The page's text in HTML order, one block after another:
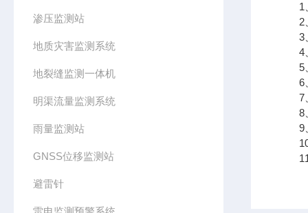
渗压监测站
地质灾害监测系统
地裂缝监测一体机
明渠流量监测系统
雨量监测站
GNSS位移监测站
避雷针
1、
2、
3、
4、
5、
6、
7、
8、
9、
10
11